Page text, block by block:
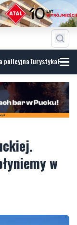
policyjnaTurystyka